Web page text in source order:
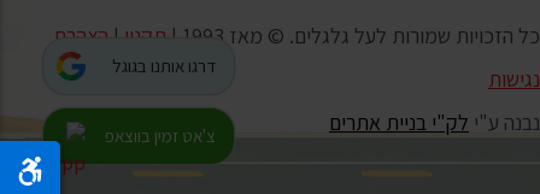
דרגו אותנו בגוגל
צ'אט זמין בווצאפ
כל הזכויות שמורות לעל גלגלים. © מאז 1993 | תקנון | הצהרת
נגישות
נבנה ע"י לק"י בניית אתרים